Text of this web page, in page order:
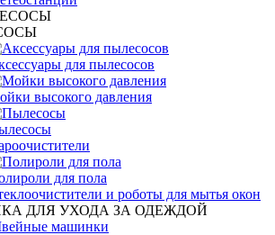
для пылесосов
высокого давления
для пола
и роботы для мытья окон
ДЛЯ УХОДА ЗА ОДЕЖДОЙ
машинки